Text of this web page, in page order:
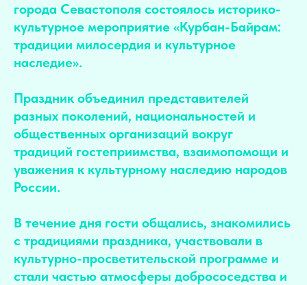
города Севастополя состоялось историко-
культурное мероприятие «Курбан-Байрам:
традиции милосердия и культурное
наследие».
Праздник объединил представителей
разных поколений, национальностей и
общественных организаций вокруг
традиций гостеприимства, взаимопомощи и
уважения к культурному наследию народов
России.
В течение дня гости общались, знакомились
с традициями праздника, участвовали в
культурно-просветительской программе и
стали частью атмосферы добрососедства и